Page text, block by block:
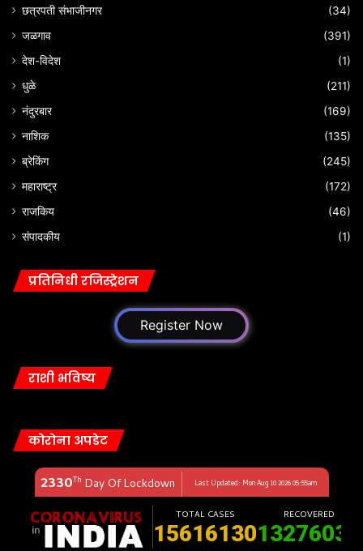
छत्रपती संभाजीनगर
(34)
जळगाव
(391)
देश-विदेश
(1)
धुळे
(211)
नंदुरबार
(169)
नाशिक
(135)
ब्रेकिंग
(245)
महाराष्ट्र
(172)
राजकिय
(46)
संपादकीय
(1)
प्रतिनिधी रजिस्ट्रेशन
Register Now
राशी भविष्य
कोरोना अपडेट